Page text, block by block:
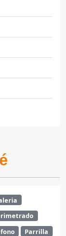
Parrilla